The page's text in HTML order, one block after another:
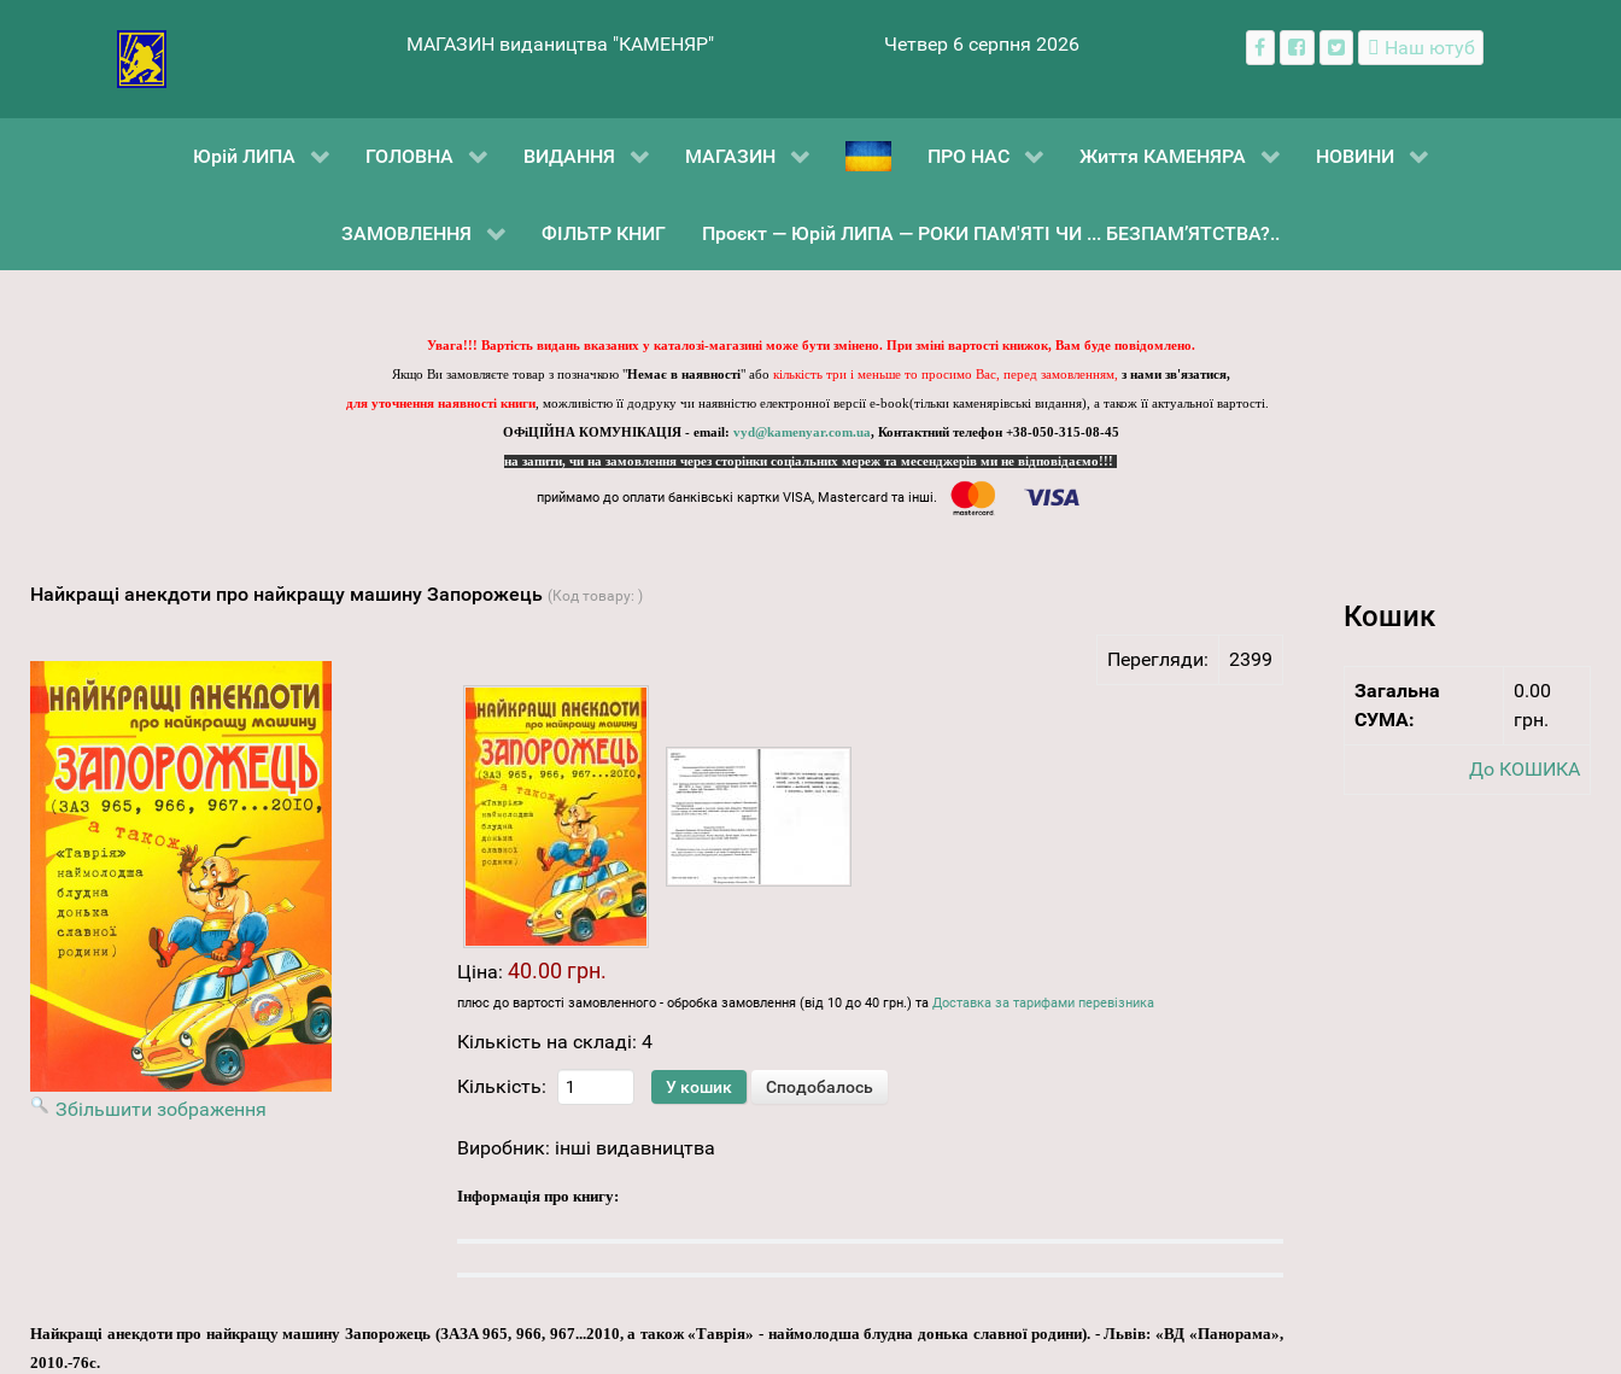
МАГАЗИН видаництва "КАМЕНЯР" Четвер 6 серпня 2026 Наш ютуб
Юрій ЛИПА ГОЛОВНА ВИДАННЯ МАГАЗИН ПРО НАС Життя КАМЕНЯРА НОВИНИ
ЗАМОВЛЕННЯ ФІЛЬТР КНИГ Проєкт — Юрій ЛИПА — РОКИ ПАМ'ЯТІ ЧИ ... БЕЗПАМ’ЯТСТВА?..
Увага!!! Вартість видань вказаних у каталозі-магазині може бути змінено. При зміні вартості книжок, Вам буде повідомлено.
Якщо Ви замовляєте товар з позначкою "Немає в наявності" або кількість три і меньше то просимо Вас, перед замовленням, з нами зв'язатися,
для уточнення наявності книги, можливістю її додруку чи наявністю електронної версії e-book(тільки каменярівські видання), а також її актуальної вартості.
ОФіЦІЙНА КОМУНІКАЦІЯ - email: vyd@kamenyar.com.ua, Контактний телефон +38-050-315-08-45
на запити, чи на замовлення через сторінки соціальних мереж та месенджерів ми не відповідаємо!!!
приймамо до оплати банківські картки VISA, Mastercard та інші.
Найкращі анекдоти про найкращу машину Запорожець (Код товару: )
Перегляди: 2399
Збільшити зображення
Ціна: 40.00 грн.
плюс до вартості замовленного - обробка замовлення (від 10 до 40 грн.) та Доставка за тарифами перевізника
Кількість на складі: 4
Кількість:
Виробник: інші видавництва
Інформація про книгу:
Найкращі анекдоти про найкращу машину Запорожець (ЗАЗА 965, 966, 967...2010, а також «Таврія» - наймолодша блудна донька славної родини). - Львів: «ВД «Панорама»,
2010.-76с.
Кошик
Загальна
СУМА:
0.00
грн.
До КОШИКА